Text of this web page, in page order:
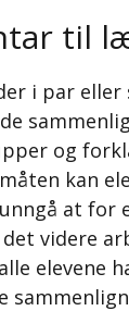
til
i par
og
kan
at for
videre
elevene